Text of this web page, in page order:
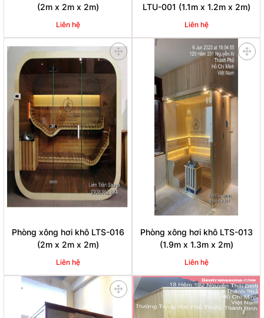
(2m x 2m x 2m)
Liên hệ
LTU-001 (1.1m x 1.2m x 2m)
Liên hệ
Phòng xông hơi khô LTS-016
(2m x 2m x 2m)
Liên hệ
Phòng xông hơi khô LTS-013
(1.9m x 1.3m x 2m)
Liên hệ